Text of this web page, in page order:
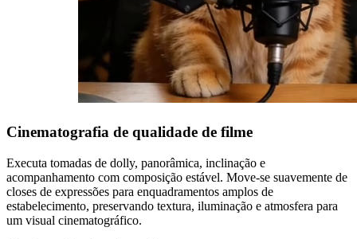
Cinematografia de qualidade de filme
Executa tomadas de dolly, panorâmica, inclinação e
acompanhamento com composição estável. Move-se suavemente de
closes de expressões para enquadramentos amplos de
estabelecimento, preservando textura, iluminação e atmosfera para
um visual cinematográfico.